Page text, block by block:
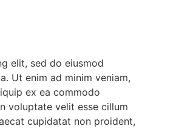
elit, sed do eiusmod
Ut enim ad minim veniam,
ex ea commodo
voluptate velit esse cillum
cupidatat non proident,